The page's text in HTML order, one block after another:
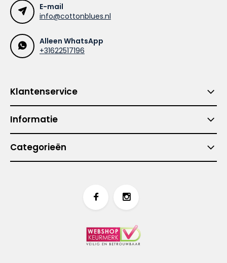
E-mail
info@cottonblues.nl
Alleen WhatsApp
+31622517196
Klantenservice
Informatie
Categorieën